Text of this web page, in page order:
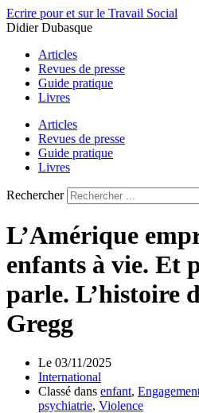
Aller
au
Ecrire pour et sur le Travail Social
Didier Dubasque
Articles
Revues de presse
Guide pratique
Livres
Articles
Revues de presse
Guide pratique
Livres
Rechercher
L’Amérique
enfants à vie. Et
parle. L’histoire
Gregg
Le 03/11/2025
International
Classé dans enfant,
psychiatrie, Violence